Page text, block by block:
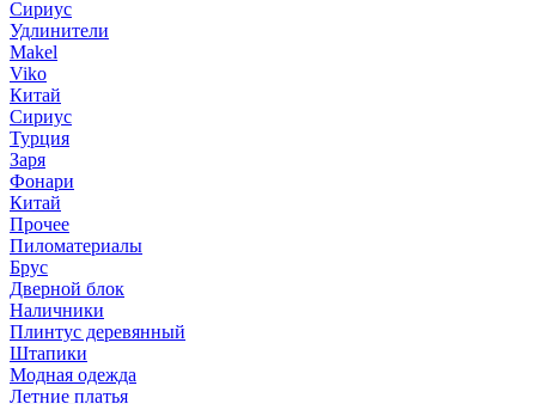
Сириус
Удлинители
Makel
Viko
Китай
Сириус
Турция
Заря
Фонари
Китай
Прочее
Пиломатериалы
Брус
Дверной блок
Наличники
Плинтус деревянный
Штапики
Модная одежда
Летние платья